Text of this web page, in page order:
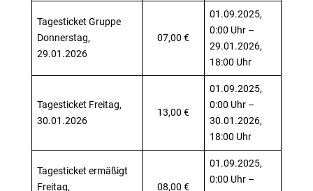
Tagesticket Gruppe
Donnerstag,
29.01.2026
07,00 €
01.09.2025,
0:00 Uhr –
29.01.2026,
18:00 Uhr
Tagesticket Freitag,
30.01.2026
13,00 €
01.09.2025,
0:00 Uhr –
30.01.2026,
18:00 Uhr
Tagesticket ermäßigt
Freitag,
08,00 €
01.09.2025,
0:00 Uhr –